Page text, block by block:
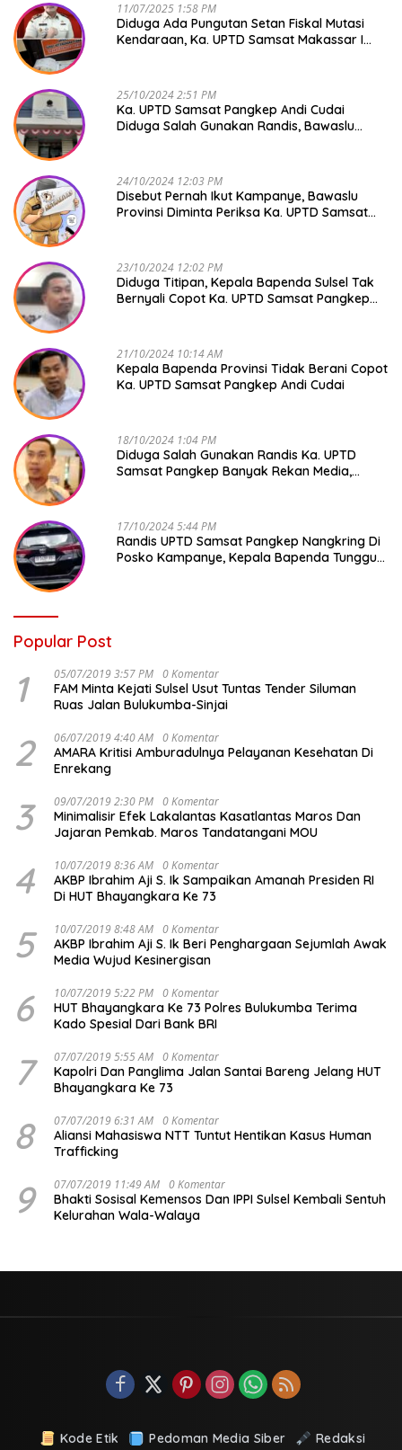
11/07/2025 1:58 PM
Diduga Ada Pungutan Setan Fiskal Mutasi
Kendaraan, Ka. UPTD Samsat Makassar I
25/10/2024 2:51 PM
Ka. UPTD Samsat Pangkep Andi Cudai
Diduga Salah Gunakan Randis, Bawaslu
24/10/2024 12:03 PM
Disebut Pernah Ikut Kampanye, Bawaslu
Provinsi Diminta Periksa Ka. UPTD Samsat
23/10/2024 12:02 PM
Diduga Titipan, Kepala Bapenda Sulsel Tak
Bernyali Copot Ka. UPTD Samsat Pangkep
21/10/2024 10:14 AM
Kepala Bapenda Provinsi Tidak Berani Copot
Ka. UPTD Samsat Pangkep Andi Cudai
18/10/2024 1:04 PM
Diduga Salah Gunakan Randis Ka. UPTD
Samsat Pangkep Banyak Rekan Media,
17/10/2024 5:44 PM
Randis UPTD Samsat Pangkep Nangkring Di
Posko Kampanye, Kepala Bapenda Tunggu
Popular Post
1 05/07/2019 3:57 PM 0 Komentar
FAM Minta Kejati Sulsel Usut Tuntas Tender Siluman
Ruas Jalan Bulukumba-Sinjai
2 06/07/2019 4:40 AM 0 Komentar
AMARA Kritisi Amburadulnya Pelayanan Kesehatan Di
Enrekang
3 09/07/2019 2:30 PM 0 Komentar
Minimalisir Efek Lakalantas Kasatlantas Maros Dan
Jajaran Pemkab. Maros Tandatangani MOU
4 10/07/2019 8:36 AM 0 Komentar
AKBP Ibrahim Aji S. Ik Sampaikan Amanah Presiden RI
Di HUT Bhayangkara Ke 73
5 10/07/2019 8:48 AM 0 Komentar
AKBP Ibrahim Aji S. Ik Beri Penghargaan Sejumlah Awak
Media Wujud Kesinergisan
6 10/07/2019 5:22 PM 0 Komentar
HUT Bhayangkara Ke 73 Polres Bulukumba Terima
Kado Spesial Dari Bank BRI
7 07/07/2019 5:55 AM 0 Komentar
Kapolri Dan Panglima Jalan Santai Bareng Jelang HUT
Bhayangkara Ke 73
8 07/07/2019 6:31 AM 0 Komentar
Aliansi Mahasiswa NTT Tuntut Hentikan Kasus Human
Trafficking
9 07/07/2019 11:49 AM 0 Komentar
Bhakti Sosisal Kemensos Dan IPPI Sulsel Kembali Sentuh
Kelurahan Wala-Walaya
Kode Etik Pedoman Media Siber Redaksi